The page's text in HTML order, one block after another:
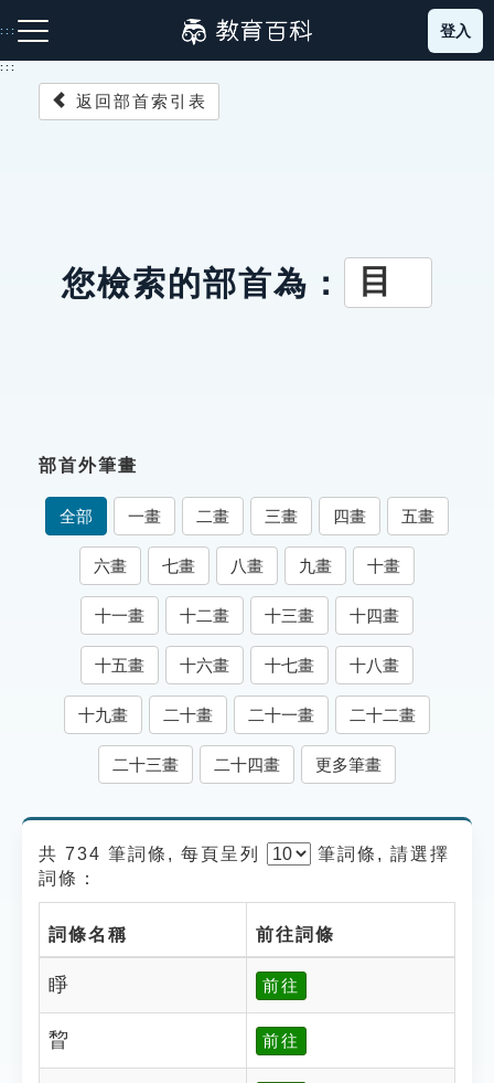
到
主
:::
成語故事
索引選單
知識索引
單字索引
生命大百科索引
遊戲專區
貓頭鷹博士
登入
:::
返回部首索引表
您檢索的部首為： 目
部首外筆畫
全部 一畫 二畫 三畫 四畫 五畫
六畫 七畫 八畫 九畫 十畫
十一畫 十二畫 十三畫 十四畫
十五畫 十六畫 十七畫 十八畫
十九畫 二十畫 二十一畫 二十二畫
二十三畫 二十四畫 更多筆畫
共 734 筆詞條, 每頁呈列 筆詞條, 請選擇
詞條：
詞條名稱 前往詞條
睜 前往
睝 前往